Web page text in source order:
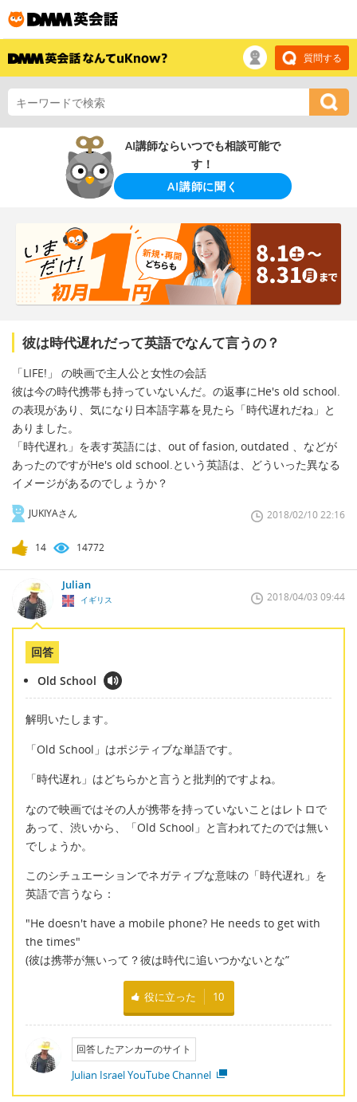
質問する
AI講師ならいつでも相談可能で
す！
AI講師に聞く
彼は時代遅れだって英語でなんて言うの？
「LIFE!」 の映画で主人公と女性の会話
彼は今の時代携帯も持っていないんだ。の返事にHe's old school.
の表現があり、気になり日本語字幕を見たら「時代遅れだね」と
ありました。
「時代遅れ」を表す英語には、out of fasion, outdated 、などが
あったのですがHe's old school.という英語は、どういった異なる
イメージがあるのでしょうか？
JUKIYAさん 2018/02/10 22:16
14 14772
Julian
イギリス 2018/04/03 09:44
回答
Old School
解明いたします。
「Old School」はポジティブな単語です。
「時代遅れ」はどちらかと言うと批判的ですよね。
なので映画ではその人が携帯を持っていないことはレトロで
あって、渋いから、「Old School」と言われてたのでは無い
でしょうか。
このシチュエーションでネガティブな意味の「時代遅れ」を
英語で言うなら：
"He doesn't have a mobile phone? He needs to get with
the times"
(彼は携帯が無いって？彼は時代に追いつかないとな”
役に立った 10
回答したアンカーのサイト
Julian Israel YouTube Channel